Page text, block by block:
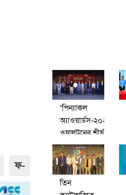
ফ-
‘পিন্যাকল
অ্যাওয়ার্ডস-২০২৬’:
ওয়ালটনের শীর্ষ
কর্মকর্তাদের
স্বীকৃতি দিলো
প্রতিষ্ঠান
তিন